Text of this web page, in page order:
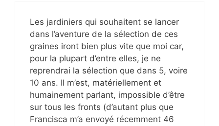
Les jardiniers qui souhaitent se lancer
dans l’aventure de la sélection de ces
graines iront bien plus vite que moi car,
pour la plupart d’entre elles, je ne
reprendrai la sélection que dans 5, voire
10 ans. Il m’est, matériellement et
humainement parlant, impossible d’être
sur tous les fronts (d’autant plus que
Francisca m’a envoyé récemment 46